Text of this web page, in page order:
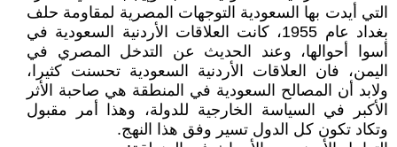
التي أيدت بها السعودية التوجهات المصرية لمقاومة حلف
بغداد عام 1955، كانت العلاقات الأردنية السعودية في
أسوا أحوالها، وعند الحديث عن التدخل المصري في
اليمن، فان العلاقات الأردنية السعودية تحسنت كثيرا،
ولابد أن المصالح السعودية في المنطقة هي صاحبة الأثر
الأكبر في السياسة الخارجية للدولة، وهذا أمر مقبول
وتكاد تكون كل الدول تسير وفق هذا النهج.